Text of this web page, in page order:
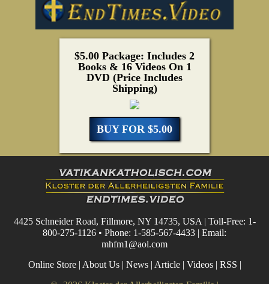
$5.00 Package: Includes 2
Books & 16 Videos On 1
DVD (Price Includes
Shipping)
BUY FOR $5.00
4425 Schneider Road, Fillmore, NY 14735, USA | Toll-Free: 1-
800-275-1126 • Phone: 1-585-567-4433 | Email:
mhfm1@aol.com
Online Store| About Us| News| Article| Videos| RSS |